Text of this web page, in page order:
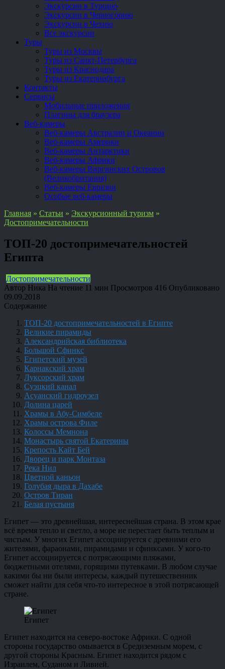
Экскурсии в Турцию
Экскурсии в Черногорию
Экскурсии в Чехию
Все экскурсии
Туры
Туры из Москвы
Туры из Санкт-Петербурга
Туры из Краснодара
Туры из Екатеринбурга
Контакты
Сервисы
Мобильные приложения
Плагины для браузера
Веб-камеры
Веб-камеры Австралии и Океании
Веб-камеры Америки
Веб-камеры Антарктики
Веб-камеры Африки
Веб-камеры Виргинских Островов
(Великобритания)
Веб-камеры Евразии
Особые веб-камеры
Главная » Статьи » Экскурсионный туризм »
Достопримечательности
ТОП-20 достопримечательностей
Египта
Достопримечательности
Автор Ника На чтение 11 мин Просмотров 416 Опубликовано
09.09.2018
Содержание
ТОП-20 достопримечательностей в Египте
Великие пирамиды
Александрийская библиотека
Большой Сфинкс
Египетский музей
Карнакский храм
Луксорский храм
Суэцкий канал
Асуанский гидроузел
Долина царей
Храмы в Абу-Симбеле
Храмы острова Филе
Колоссы Мемнона
Монастырь святой Екатерины
Крепость Кайт Бей
Дворец и парк Монтаза
Река Нил
Цветной каньон
Голубая дыра в Дахабе
Остров Тиран
Белая пустыня
Египет — это древнейшая, интереснейшая страна. В этом крае
всё время тепло и светло, а море не перестает быть теплым и
чистым. У многих Египет ассоциируется с древними его
жителями, фараонами, пирамидами и сфинксами. У кого-то
Египет ассоциируется с потрясающими пляжами,
бюджетными отелями, горящими путевками. В любом случае
какими бы ни были интересы, каждый путешественник
сможет найти для себя что-то интересное в этой потрясающей
стране.
Египет
Египет находится на северо-востоке Африки. С одной
стороны государство омывается в Средиземным морем, с
другой стороны Красным. Египет находится рядом с
Израилем, Суданом и Ливией.